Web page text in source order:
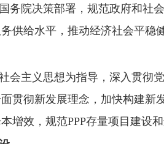
务院决策部署，规范政府和社
供给水平，推动经济社会平稳
会主义思想为指导，深入贯彻
贯彻新发展理念，加快构建新
增效，规范PPP存量项目建设